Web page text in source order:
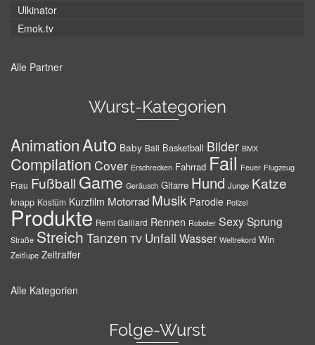
Ulkinator
Emok.tv
Alle Partner
Wurst-Kategorien
AnimationAuto Baby Ball Basketball Bilder BMX
Compilation Cover Erschrecken Fahrrad Fail Feuer Flugzeug
Frau Fußball Game Geräusch Gitarre Hund Junge Katze
knapp Kostüm Kurzfilm Motorrad Musik Parodie Polizei
Produkte Remi Gaillard Rennen Roboter SexySprung
Straße Streich Tanzen TV Unfall Wasser Weltrekord Win
Zeitlupe Zeitraffer
Alle Kategorien
Folge-Wurst